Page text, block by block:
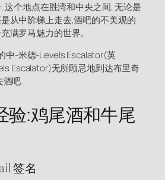
这个地点在胜湾和中央之间, 无论是
从中阶梯上走去,酒吧的不美观的
满罗马魅力的世界。
中-米德-Levels Escalator(英
Escalator)无所顾忌地到达布里奇
酒吧.
验:鸡尾酒和牛尾
签名